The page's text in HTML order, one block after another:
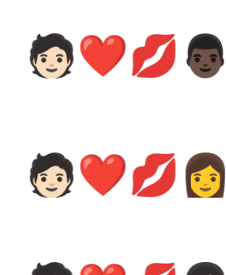
🧑🏻‍❤️‍💋‍👨🏿
🧑🏻‍❤️‍💋‍👩